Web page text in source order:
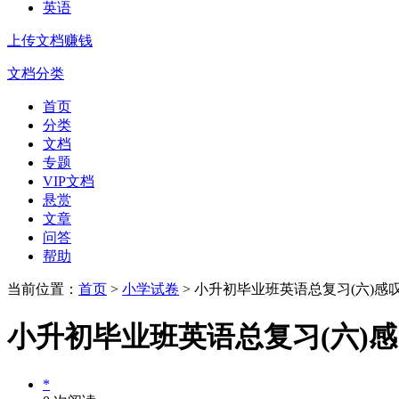
英语
上传文档赚钱
文档分类
首页
分类
文档
专题
VIP文档
悬赏
文章
问答
帮助
当前位置： 首页 > 小学试卷 > 小升初毕业班英语总复习(六)感
小升初毕业班英语总复习(六)
*